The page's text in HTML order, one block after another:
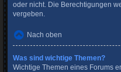
oder nicht. Die Berechtigungen
vergeben.
Nach oben
Was sind wichtige Themen?
Wichtige Themen eines Forums